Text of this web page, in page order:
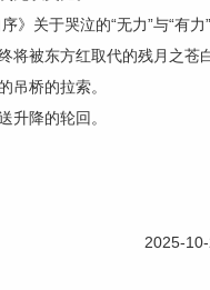
》关于哭泣的“无力”与“有力
将被东方红取代的残月之苍白
吊桥的拉索。
升降的轮回。
2025-